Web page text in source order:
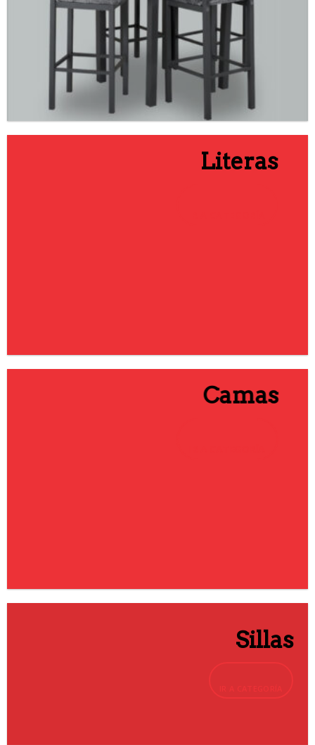
Literas
Camas
Sillas